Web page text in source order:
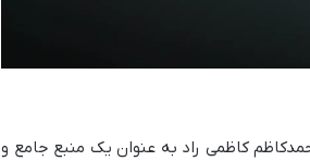
کاظمی راد به عنوان یک منبع جامع و